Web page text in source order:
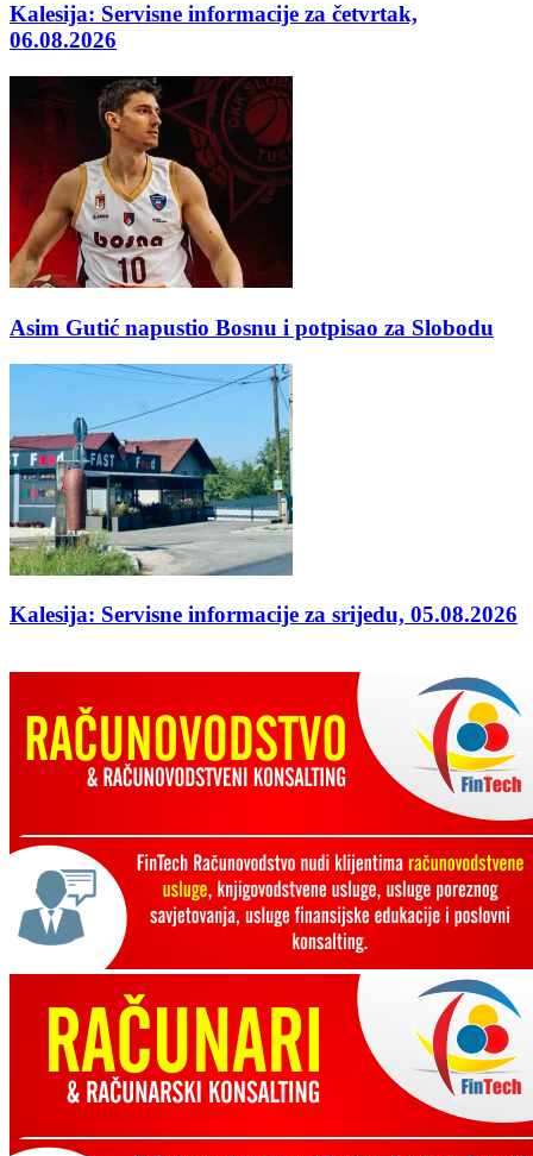
Kalesija: Servisne informacije za četvrtak,
06.08.2026
Asim Gutić napustio Bosnu i potpisao za Slobodu
Kalesija: Servisne informacije za srijedu, 05.08.2026